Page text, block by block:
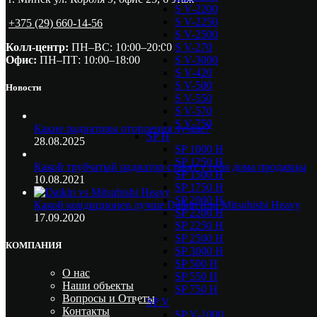
S V-2200
S V-2250
S V-2500
S V-270
S V-3000
S V-420
S V-500
S V-550
S V-570
S V-750
SP H
SP 1000 H
SP 1250 H
SP 1500 H
SP 1750 H
SP 2000 H
SP 2200 H
SP 2250 H
SP 2500 H
SP 3000 H
SP 500 H
SP 550 H
SP 750 H
SP V
SP V-1000
+375 (29) 660-14-56
Колл-центр: ПН–ВС: 10:00–20:00​
Офис: ПН–ПТ: 10:00–18:00
Новости
Какие радиаторы отопления лучше?
28.08.2025
Какой трубчатый радиатор ставят у себя дома продавцы
10.08.2021
Какой кондиционер лучше Daikin или Mitsubishi Heavy
17.09.2020
КОМПАНИЯ
О нас
Наши объекты
Вопросы и Ответы
Контакты